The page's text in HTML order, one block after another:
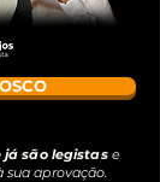
já são legistase
aprovação.